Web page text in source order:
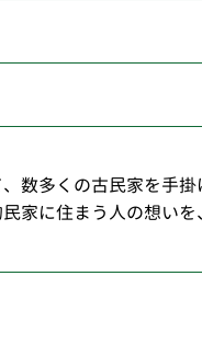
数多くの古民家を手掛
家に住まう人の想い